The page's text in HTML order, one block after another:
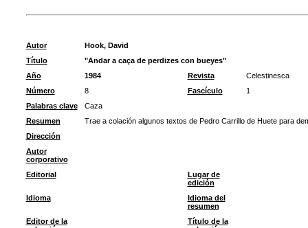
Autor
Hook, David
Título
"Andar a caça de perdizes con bueyes"
Año
1984 Revista
Celestinesca
Número
8 Fascículo
1
Palabras clave
Caza
Resumen
Trae a colación algunos textos de Pedro Carrillo de Huete para
Dirección
Autor
corporativo
Editorial
Lugar de
edición
Idioma
Idioma del
resumen
Editor de la
Título de la